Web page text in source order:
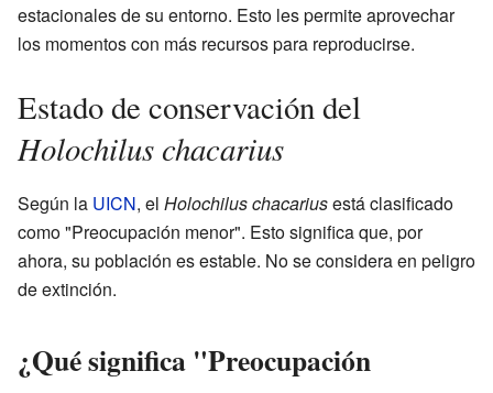
estacionales de su entorno. Esto les permite aprovechar
los momentos con más recursos para reproducirse.
Estado de conservación del
Holochilus chacarius
Según la UICN, el Holochilus chacariusestá clasificado
como "Preocupación menor". Esto significa que, por
ahora, su población es estable. No se considera en peligro
de extinción.
¿Qué significa "Preocupación